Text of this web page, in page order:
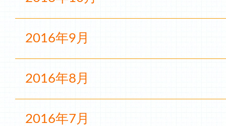
2016年9月
2016年8月
2016年7月